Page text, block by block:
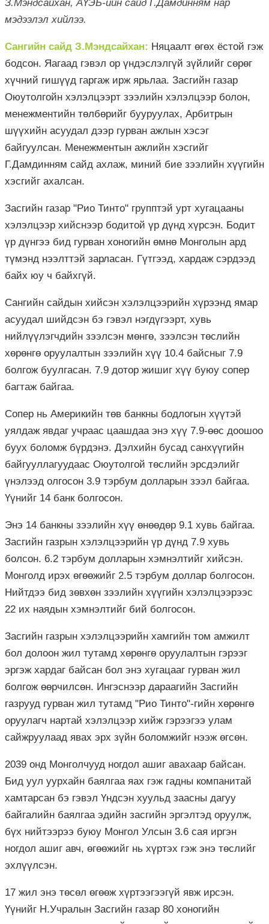
З.Мэндсайхан, АҮЭБ-ийн сайд Г.Дамдинням нар
мэдээлэл хийлээ.
Сангийн сайд З.Мэндсайхан: Няцаалт өгөх ёстой гэж
бодсон. Яагаад гэвэл ор үндэслэлгүй зүйлийг сөрөг
хүчний гишүүд гаргаж ирж ярьлаа. Засгийн газар
Оюутолгойн хэлэлцээрт зээлийн хэлэлцээр болон,
менежментийн төлбөрийг бууруулах, Арбитрын
шүүхийн асуудал дээр гурван ажлын хэсэг
байгуулсан. Менежментын ажлийн хэсгийг
Г.Дамдинням сайд ахлаж, миний бие зээлийн хүүгийн
хэсгийг ахалсан.
Засгийн газар "Рио Тинто" групптэй урт хугацааны
хэлэлцээр хийснээр бодитой үр дүнд хүрсэн. Бодит
үр дүнгээ бид гурван хоногийн өмнө Монголын ард
түмэнд нээлттэй зарласан. Гүтгээд, хардаж сэрдээд
байх юу ч байхгүй.
Сангийн сайдын хийсэн хэлэлцээрийн хүрээнд ямар
асуудал шийдсэн бэ гэвэл нэгдүгээрт, хувь
нийлүүлэгчдийн зээлсэн мөнгө, зээлсэн төслийн
хөрөнгө оруулалтын зээлийн хүү 10.4 байсныг 7.9
болгож буулгасан. 7.9 дотор жишиг хүү буюу сопер
багтаж байгаа.
Сопер нь Америкийн төв банкны бодлогын хүүтэй
уялдаж явдаг учраас цаашдаа энэ хүү 7.9-өөс доошоо
буух боломж бүрдэнэ. Дэлхийн бусад санхүүгийн
байгууллагуудаас Оюутолгой төслийн эрсдэлийг
үнэлээд олгосон 3.9 тэрбум долларын зээл байгаа.
Үүнийг 14 банк болгосон.
Энэ 14 банкны зээлийн хүү өнөөдөр 9.1 хувь байгаа.
Засгийн газрын хэлэлцээрийн үр дүнд 7.9 хувь
болсон. 6.2 тэрбум долларын хэмнэлтийг хийсэн.
Монголд ирэх өгөөжийг 2.5 тэрбум доллар болгосон.
Нийтдээ бид зөвхөн зээлийн хүүгийн хэлэлцээрээс
22 их наядын хэмнэлтийг бий болгосон.
Засгийн газрын хэлэлцээрийн хамгийн том амжилт
бол долоон жил тутамд хөрөнгө оруулалтын гэрээг
эргэж хардаг байсан бол энэ хугацааг гурван жил
болгож өөрчилсөн. Ингэснээр дараагийн Засгийн
газрууд гурван жил тутамд "Рио Тинто"-гийн хөрөнгө
оруулагч нартай хэлэлцээр хийж гэрээгээ улам
сайжруулаад явах эрх зүйн боломжийг нээж өгсөн.
2039 онд Монголчууд ногдол ашиг авахаар байсан.
Бид уул уурхайн баялгаа яах гэж гадны компанитай
хамтарсан бэ гэвэл Үндсэн хуульд заасны дагуу
байгалийн баялгаа эдийн засгийн эргэлтэд оруулж,
бүх нийтээрээ буюу Монгол Улсын 3.6 сая иргэн
ногдол ашиг авч, өгөөжийг нь хүртэх гэж энэ төслийг
эхлүүлсэн.
17 жил энэ төсөл өгөөж хүртээгээгүй явж ирсэн.
Үүнийг Н.Учралын Засгийн газар 80 хоногийн